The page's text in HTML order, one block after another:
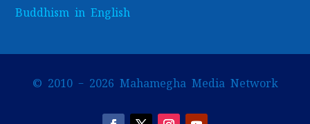
Buddhism in English
© 2010 – 2026 Mahamegha Media Network